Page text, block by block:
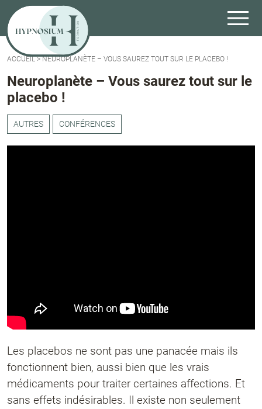
ACCUEIL>NEUROPLANÈTE – VOUS SAUREZ TOUT SUR LE PLACEBO !
Neuroplanète – Vous saurez tout sur le
placebo !
AUTRES CONFÉRENCES
Les placebos ne sont pas une panacée mais ils
fonctionnent bien, aussi bien que les vrais
médicaments pour traiter certaines affections. Et
sans effets indésirables. Il existe non seulement